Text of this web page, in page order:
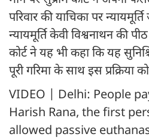
परिवार की याचिका पर
न्यायमूर्ति केवी विश्वनाथन की
कोर्ट ने यह भी कहा कि यह
पूरी गरिमा के साथ इस प्रक्रिया
VIDEO | Delhi: People
Harish Rana, the first
allowed passive